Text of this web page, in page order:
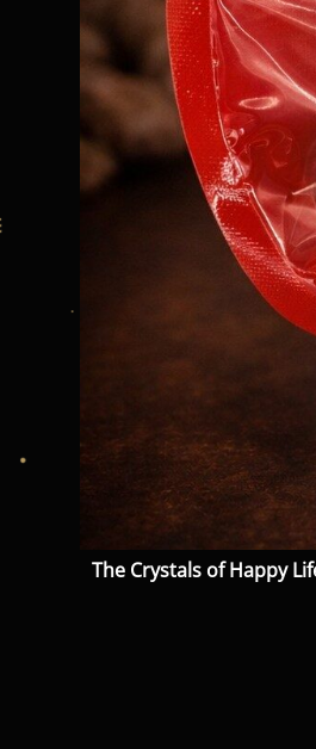
The Crystals of Happy